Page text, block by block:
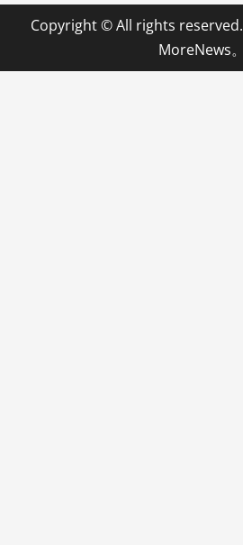
Copyright © All rights reserved.
MoreNews。